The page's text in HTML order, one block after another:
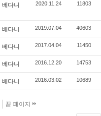
베다니 2020.11.24 11803
베다니 2019.07.04 40603
베다니 2017.04.04 11450
베다니 2016.12.20 14753
베다니 2016.03.02 10689
끝 페이지